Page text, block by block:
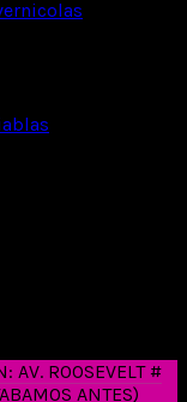
ROOSEVELT #
ANTES)